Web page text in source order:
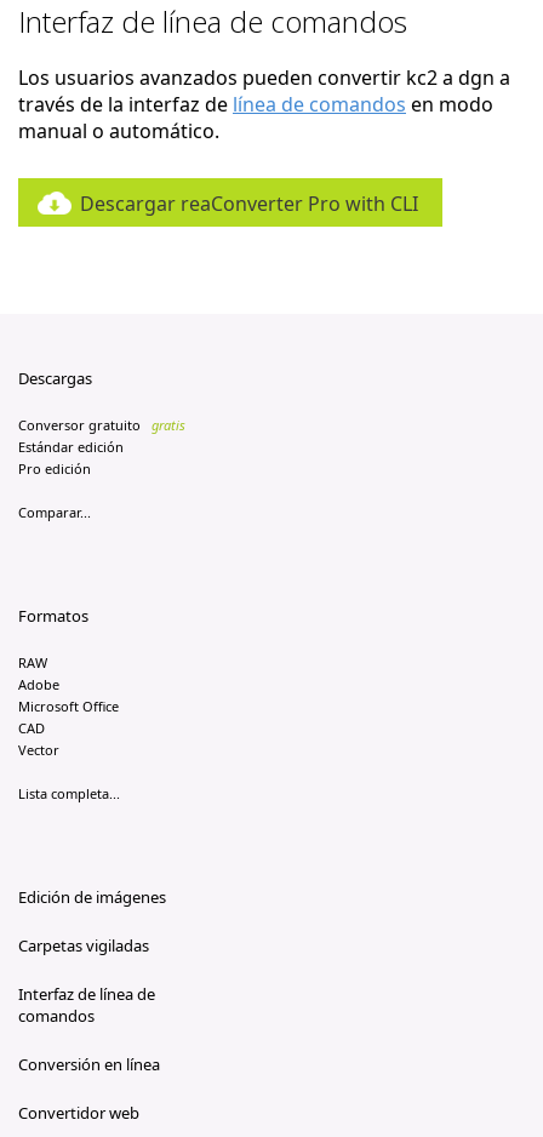
Interfaz de línea de comandos
Los usuarios avanzados pueden convertir kc2 a dgn a
través de la interfaz de línea de comandos en modo
manual o automático.
Descargar reaConverter Pro with CLI
Descargas
Conversor gratuito
gratis
Estándar edición
Pro edición
Comparar...
Formatos
RAW
Adobe
Microsoft Office
CAD
Vector
Lista completa...
Edición de imágenes
Carpetas vigiladas
Interfaz de línea de
comandos
Conversión en línea
Convertidor web